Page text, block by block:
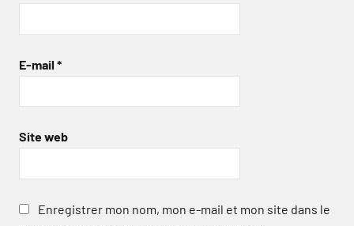
E-mail *
Site web
Enregistrer mon nom, mon e-mail et mon site dans le